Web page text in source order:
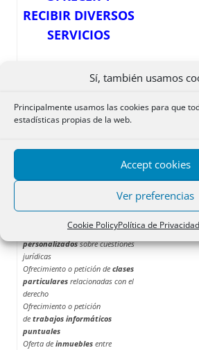
Sí, también usamos
Principalmente usamos las cookies para que
estadísticas propias de la web.
Accept cookies
Ver preferencias
Cookie PolicyPolítica de Privacidad
RECIBIR DIVERSOS
SERVICIOS
algunos:
Preparación de oposiciones:
ofrecimiento para preparar o
estudios o informes
personalizadossobre cuestiones
jurídicas
Ofrecimiento o petición de clases
particulares relacionadas con el
derecho
Ofrecimiento o petición
de trabajos informáticos
puntuales
Oferta de inmuebles entre